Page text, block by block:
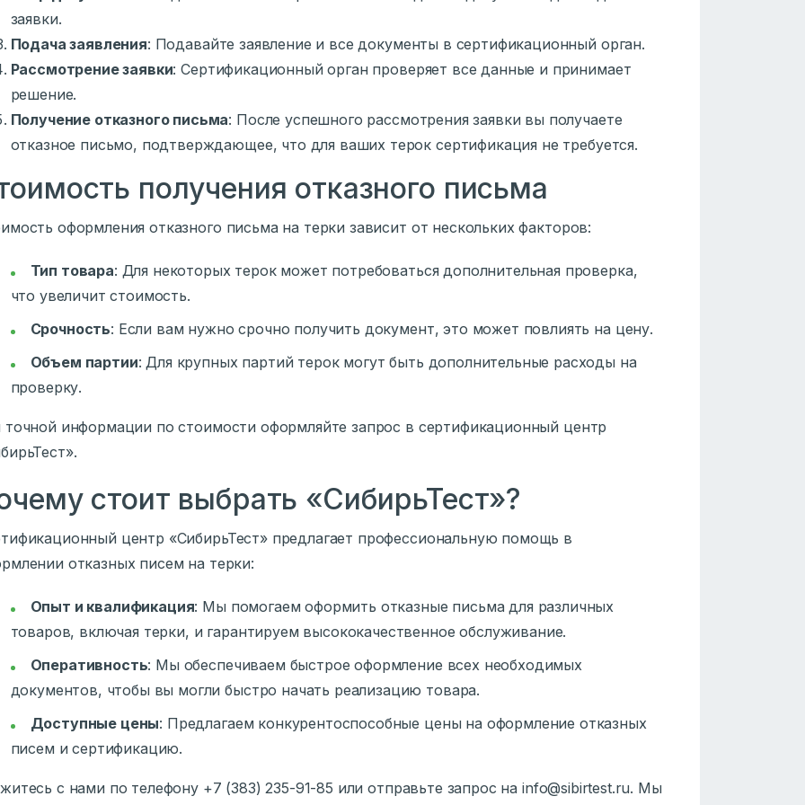
заявки.
Подача заявления: Подавайте заявление и все документы в сертификационный орган.
Рассмотрение заявки: Сертификационный орган проверяет все данные и принимает
решение.
Получение отказного письма: После успешного рассмотрения заявки вы получаете
отказное письмо, подтверждающее, что для ваших терок сертификация не требуется.
получения отказного письма
оформления отказного письма на терки зависит от нескольких факторов:
Тип товара: Для некоторых терок может потребоваться дополнительная проверка,
что увеличит стоимость.
Срочность: Если вам нужно срочно получить документ, это может повлиять на цену.
Объем партии: Для крупных партий терок могут быть дополнительные расходы на
проверку.
точной информации по стоимости оформляйте запрос в сертификационный центр
стоит выбрать «СибирьТест»?
центр «СибирьТест» предлагает профессиональную помощь в
отказных писем на терки:
Опыт и квалификация: Мы помогаем оформить отказные письма для различных
товаров, включая терки, и гарантируем высококачественное обслуживание.
Оперативность: Мы обеспечиваем быстрое оформление всех необходимых
документов, чтобы вы могли быстро начать реализацию товара.
Доступные цены: Предлагаем конкурентоспособные цены на оформление отказных
писем и сертификацию.
с нами по телефону +7 (383) 235-91-85 или отправьте запрос на info@sibirtest.ru. Мы